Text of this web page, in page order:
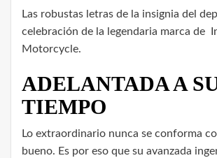
Las robustas letras de la insignia del
celebración de la legendaria marca de
Motorcycle.
ADELANTADA A
TIEMPO
Lo extraordinario nunca se conforma
bueno. Es por eso que su avanzada